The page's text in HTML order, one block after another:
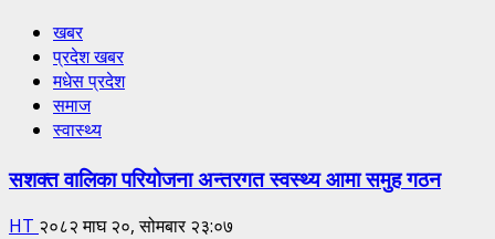
खबर
प्रदेश खबर
मधेस प्रदेश
समाज
स्वास्थ्य
सशक्त वालिका परियोजना अन्तरगत स्वस्थ्य आमा समुह गठन
HT २०८२ माघ २०, सोमबार २३:०७